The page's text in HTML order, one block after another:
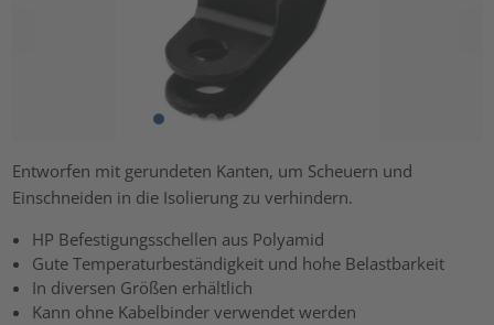
Entworfen mit gerundeten Kanten, um Scheuern und
Einschneiden in die Isolierung zu verhindern.
HP Befestigungsschellen aus Polyamid
Gute Temperaturbeständigkeit und hohe Belastbarkeit
In diversen Größen erhältlich
Kann ohne Kabelbinder verwendet werden